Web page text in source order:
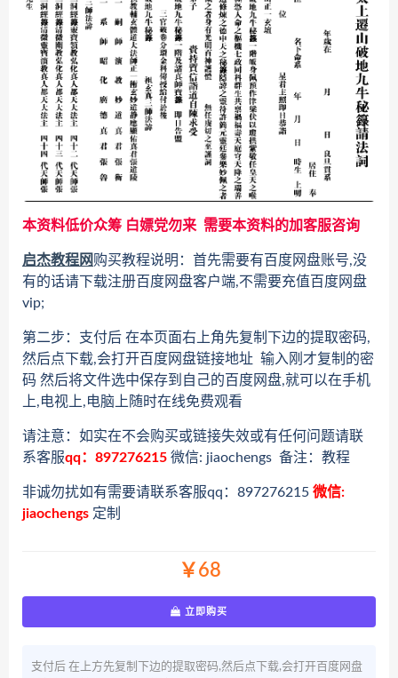
本资料低价众筹 白嫖党勿来 需要本资料的加客服咨询
启杰教程网购买教程说明：首先需要有百度网盘账号,没
有的话请下载注册百度网盘客户端,不需要充值百度网盘
vip;
第二步：支付后 在本页面右上角先复制下边的提取密码,
然后点下载,会打开百度网盘链接地址 输入刚才复制的密
码 然后将文件选中保存到自己的百度网盘,就可以在手机
上,电视上,电脑上随时在线免费观看
请注意：如实在不会购买或链接失效或有任何问题请联
系客服qq：897276215 微信: jiaochengs 备注：教程
非诚勿扰如有需要请联系客服qq：897276215 微信:
jiaochengs 定制
￥68
立即购买
支付后 在上方先复制下边的提取密码,然后点下载,会打开百度网盘